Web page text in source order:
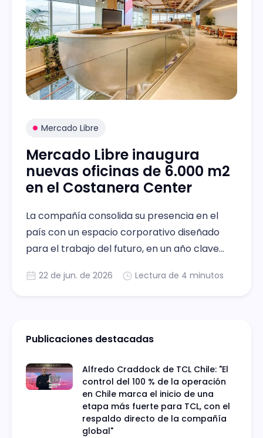
Mercado Libre
Mercado Libre inaugura
nuevas oficinas de 6.000 m2
en el Costanera Center
La compañía consolida su presencia en el
país con un espacio corporativo diseñado
para el trabajo del futuro, en un año clave
con alrededor de 5.000 colaboradores en el
22 de jun. de 2026 Lectura de 4 minutos
Publicaciones destacadas
Alfredo Craddock de TCL Chile: "El
control del 100 % de la operación
en Chile marca el inicio de una
etapa más fuerte para TCL, con el
respaldo directo de la compañía
global"